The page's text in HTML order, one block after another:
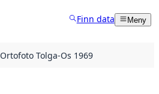
Finn data Meny
Ortofoto Tolga-Os 1969